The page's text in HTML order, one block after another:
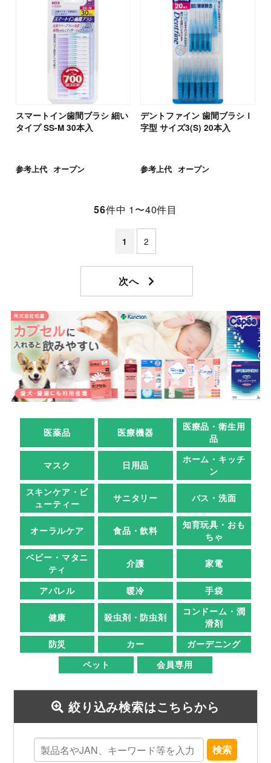
スマートイン歯間ブラシ 細い
タイプ SS-M 30本入
参考上代 オープン
デントファイン 歯間ブラシＩ
字型 サイズ3(S) 20本入
参考上代 オープン
56件中 1〜40件目
1 2
医薬品 医療機器
医療品・衛生用
品
マスク 日用品
ホーム・キッチ
ン
スキンケア・ビ
ューティー
サニタリー バス・洗面
オーラルケア 食品・飲料
知育玩具・おも
ちゃ
ベビー・マタニ
ティ
介護 家電
アパレル 暖冷 手袋
健康 殺虫剤・防虫剤
コンドーム・潤
滑剤
防災
カー
ガーデニング
ペット
会員専用
絞り込み検索はこちらから
検索